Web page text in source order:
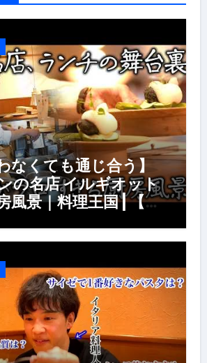
なくても通じ合う】
の名店 イルギオット
風景｜料理王国 | 【厨